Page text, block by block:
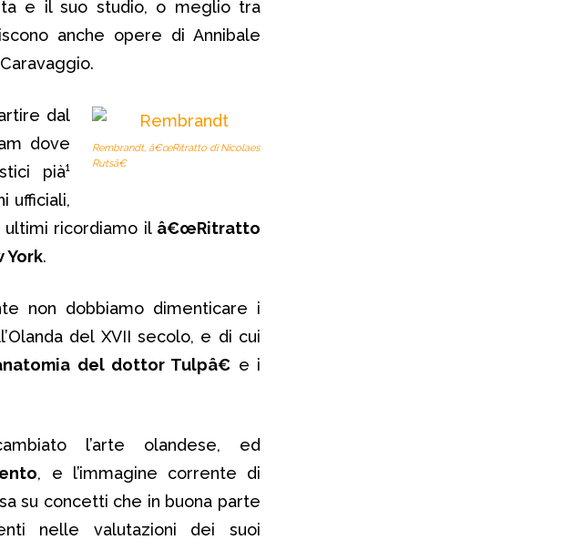
e il suo studio, o meglio tra
anche opere di Annibale
Rembrandt, â€œRitratto di Nicolaes
Rutsâ€
dal
dove
pià¹
ufficiali,
ultimi ricordiamo il â€œRitratto
York.
non dobbiamo dimenticare i
del XVII secolo, e di cui
del dottor Tulpâ€ e i
l’arte olandese, ed
, e l’immagine corrente di
su concetti che in buona parte
nelle valutazioni dei suoi